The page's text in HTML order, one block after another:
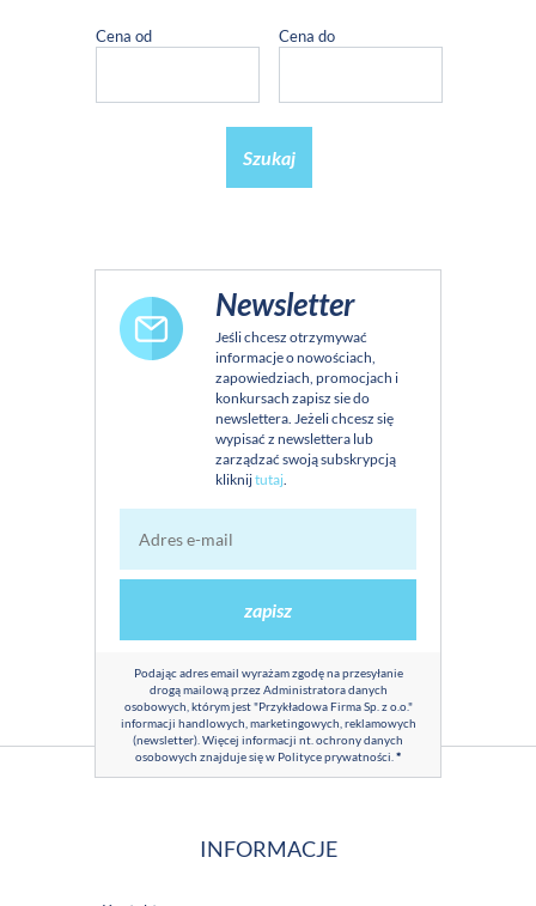
Cena od Cena do
Szukaj
Newsletter
Jeśli chcesz otrzymywać
informacje o nowościach,
zapowiedziach, promocjach i
konkursach zapisz sie do
newslettera. Jeżeli chcesz się
wypisać z newslettera lub
zarządzać swoją subskrypcją
kliknijtutaj.
zapisz
Podając adres email wyrażam zgodę na przesyłanie
drogą mailową przez Administratora danych
osobowych, którym jest "Przykładowa Firma Sp. z o.o."
informacji handlowych, marketingowych, reklamowych
(newsletter). Więcej informacji nt. ochrony danych
osobowych znajduje się w Polityce prywatności *
INFORMACJE